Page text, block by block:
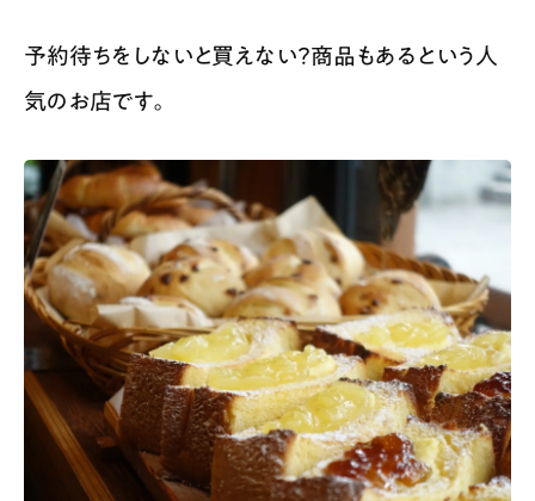
予約待ちをしないと買えない？商品もあるという人
気のお店です。